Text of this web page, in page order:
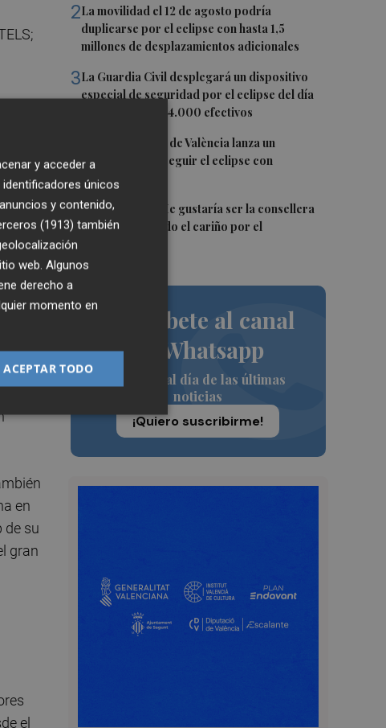
2La movilidad el 12 de agosto podría
duplicarse por el eclipse con hasta 1,5
millones de desplazamientos adicionales
3La Guardia Civil desplegará un dispositivo
especial de seguridad por el eclipse del día
12, con más de 24.000 efectivos
El Ayuntamiento de València lanza un
decálogo para seguir el eclipse con
seguridad
5Carmen Ortí: "Me gustaría ser la consellera
que ha estimulado el cariño por el
Suscríbete al canal
de Whatsapp
Siempre al día de las últimas
noticias
¡Quiero suscribirme!
la
ha
difícil
trata
en
de su
gran
el
y acceder a
únicos
y contenido,
(1913) también
web. Algunos
derecho a
momento en
ACEPTAR TODO